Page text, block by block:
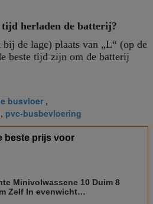
tijd herladen de batterij?
de lage) plaats van „L“ (op de
beste tijd zijn om de batterij
busvloer ,
, pvc-busbevloering
beste prijs voor
Minivolwassene 10 Duim 8
Zelf In evenwicht